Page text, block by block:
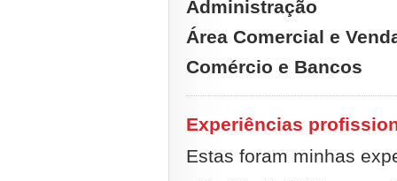
Administração
Área Comercial e
Comércio e Bancos
Experiências
Estas foram minhas